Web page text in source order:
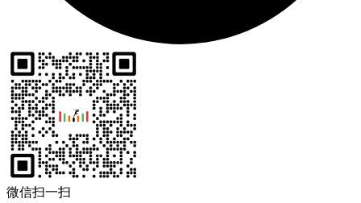
微信扫一扫